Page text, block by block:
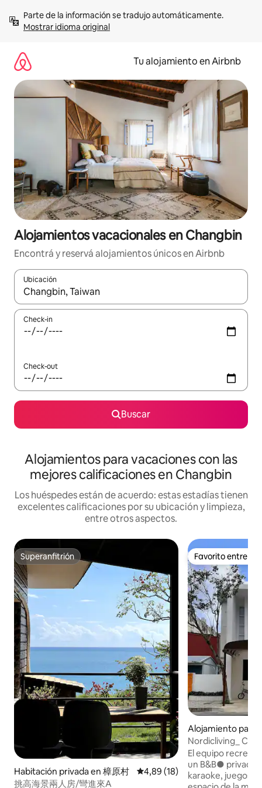
contenidoMostrar idioma original
Tu alojamiento en Airbnb
Alojamientos vacacionales en Changbin
Encontrá y reservá alojamientos únicos en Airbnb
Ubicación
Cuando los resultados estén disponibles, navegá con las
Check-in
Check-out
Buscar
Alojamientos para vacaciones con las
mejores calificaciones en Changbin
Los huéspedes están de acuerdo: estas estadías tienen
excelentes calificaciones por su ubicación y limpieza,
entre otros aspectos.
Superanfitrión
Superanfitrión
Habitación privada en 樟原村 Calificación promedio: 4,89 de
4,89 (18)
挑高海景兩人房/彎進來A
Favorito entre
Favorito entre
Alojamiento para
en Guanshan
Nordicliving_
(máximo 11
El equipo
un B&B● privado:
karaoke, juegos